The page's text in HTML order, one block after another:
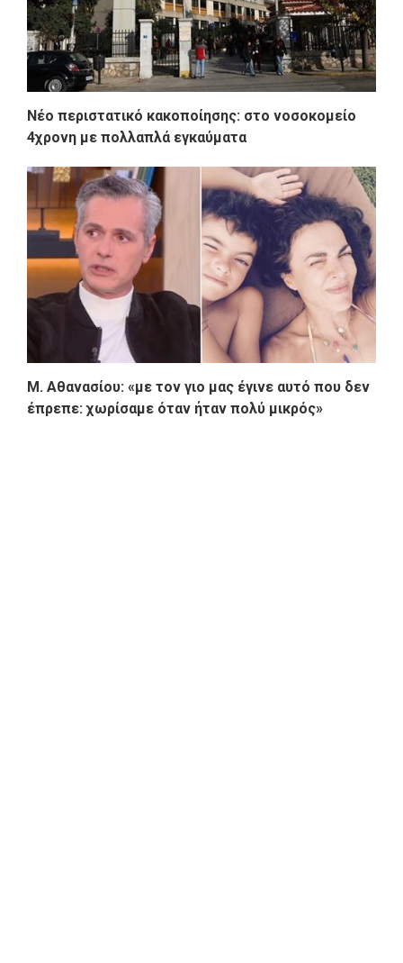
Νέο περιστατικό κακοποίησης: στο νοσοκομείο
4χρονη με πολλαπλά εγκαύματα
Μ. Αθανασίου: «με τον γιο μας έγινε αυτό που δεν
έπρεπε: χωρίσαμε όταν ήταν πολύ μικρός»